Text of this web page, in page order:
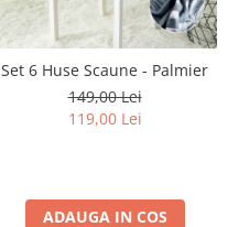
Set 6 Huse Scaune - Palmier
149,00 Lei
119,00 Lei
ADAUGA IN COS